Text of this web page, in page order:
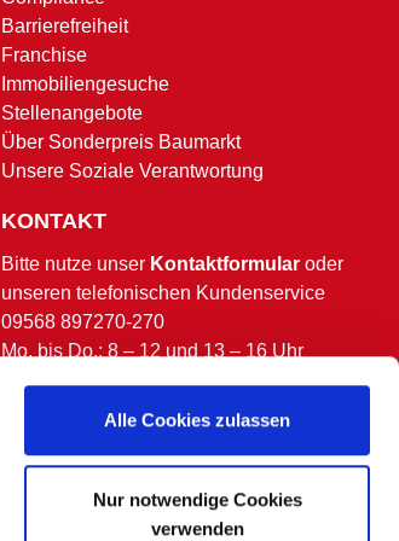
Alle Cookies zulassen
Nur notwendige Cookies
verwenden
Barrierefreiheit
Franchise
Immobiliengesuche
Stellenangebote
Über Sonderpreis Baumarkt
Unsere Soziale Verantwortung
KONTAKT
Bitte nutze unser Kontaktformular oder
unseren telefonischen Kundenservice
09568 897270-270
Mo. bis Do.: 8 – 12 und 13 – 16 Uhr
(ausgenommen bundesweite & bayerische